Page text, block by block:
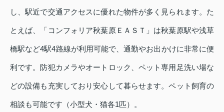
し、駅近で交通アクセスに優れた物件が多く見られます。た
とえば、「コンフォリア秋葉原ＥＡＳＴ」は秋葉原駅や浅草
橋駅など4駅4路線が利用可能で、通勤やお出かけに非常に便
利です。防犯カメラやオートロック、ペット専用足洗い場な
どの設備も充実しており安心して暮らせます。ペット飼育の
相談も可能です（小型犬・猫各1匹）。